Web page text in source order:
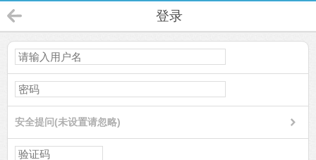
登录
安全提问(未设置请忽略)